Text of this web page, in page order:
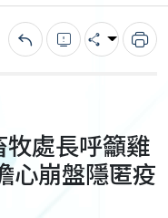
回上一頁錯誤回報
分享 列
牧處長呼籲雞
心崩盤隱匿疫